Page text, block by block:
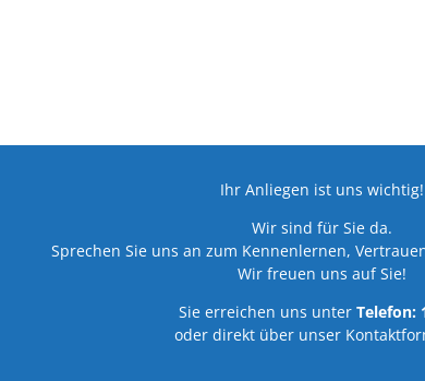
Ihr Anliegen ist uns wichtig!
Wir sind für Sie da.
Sprechen Sie uns an zum Kennenlernen,
Wir freuen uns auf Sie!
Sie erreichen uns unterTelefon:
oder direkt über unser